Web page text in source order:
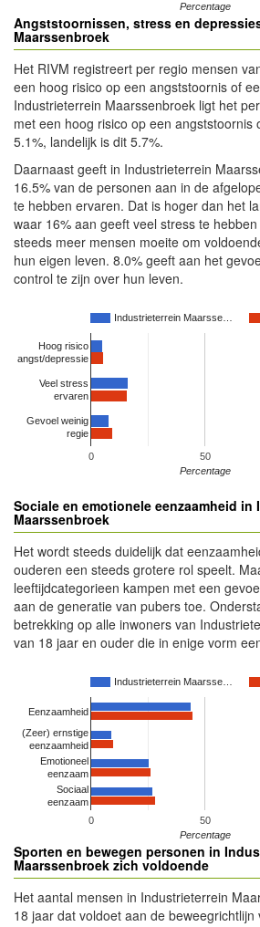
Percentage
Angststoornissen, stress en
Maarssenbroek
Het RIVM registreert per regio mensen
een hoog risico op een angststoornis of
Industrieterrein Maarssenbroek ligt het
met een hoog risico op een angststoornis
5.1%, landelijk is dit 5.7%.
Daarnaast geeft in Industrieterrein
16.5% van de personen aan in de
te hebben ervaren. Dat is hoger dan het
waar 16% aan geeft veel stress te
steeds meer mensen moeite om
hun eigen leven. 8.0% geeft aan het
control te zijn over hun leven.
Industrieterrein Maarsse…
0 50
Hoog risico
angst/depressie
Veel stress
ervaren
Gevoel weinig
regie
Percentage
Sociale en emotionele eenzaamheid in
Maarssenbroek
Het wordt steeds duidelijk dat
ouderen een steeds grotere rol speelt.
leeftijdcategorieen kampen met een
aan de generatie van pubers toe.
betrekking op alle inwoners van
van 18 jaar en ouder die in enige vorm
Industrieterrein Maarsse…
0 50
Eenzaamheid
(Zeer) ernstige
eenzaamheid
Emotioneel
eenzaam
Sociaal
eenzaam
Percentage
Sporten en bewegen personen in
Maarssenbroek zich voldoende
Het aantal mensen in Industrieterrein
18 jaar dat voldoet aan de beweegrichtlijn